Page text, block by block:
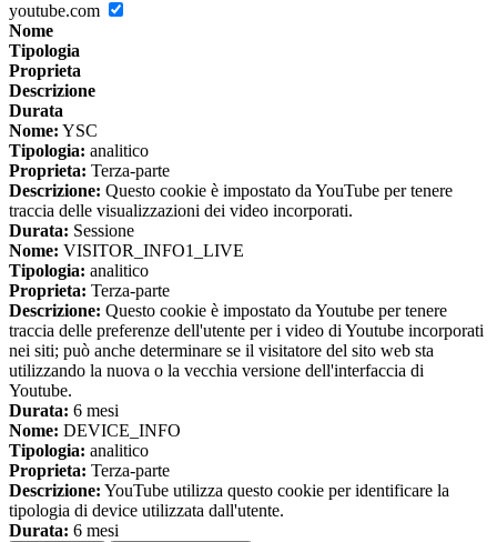
youtube.com
Nome
Tipologia
Proprieta
Descrizione
Durata
Nome: YSC
Tipologia: analitico
Proprieta: Terza-parte
Descrizione: Questo cookie è impostato da YouTube per tenere
traccia delle visualizzazioni dei video incorporati.
Durata: Sessione
Nome: VISITOR_INFO1_LIVE
Tipologia: analitico
Proprieta: Terza-parte
Descrizione: Questo cookie è impostato da Youtube per tenere
traccia delle preferenze dell'utente per i video di Youtube incorporati
nei siti; può anche determinare se il visitatore del sito web sta
utilizzando la nuova o la vecchia versione dell'interfaccia di
Youtube.
Durata: 6 mesi
Nome: DEVICE_INFO
Tipologia: analitico
Proprieta: Terza-parte
Descrizione: YouTube utilizza questo cookie per identificare la
tipologia di device utilizzata dall'utente.
Durata: 6 mesi